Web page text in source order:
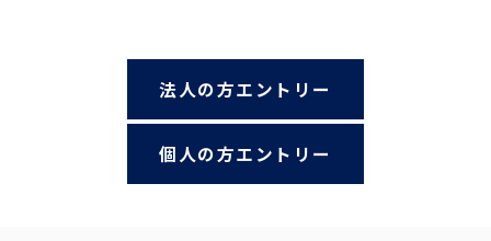
法人の方エントリー
個人の方エントリー